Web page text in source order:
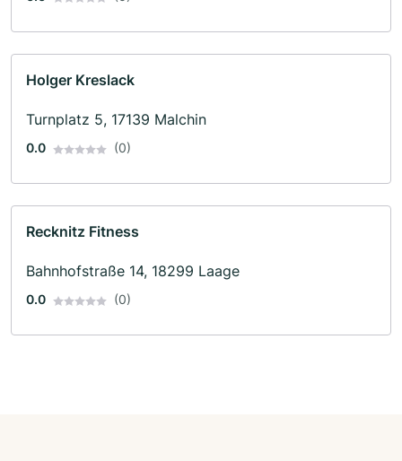
Holger Kreslack
Turnplatz 5, 17139 Malchin
0.0 (0)
Recknitz Fitness
Bahnhofstraße 14, 18299 Laage
0.0 (0)